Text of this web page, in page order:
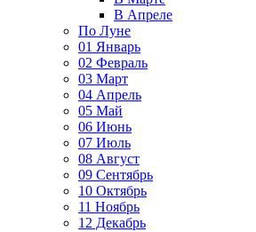
В Апреле
По Луне
01 Январь
02 Февраль
03 Март
04 Апрель
05 Май
06 Июнь
07 Июль
08 Август
09 Сентябрь
10 Октябрь
11 Ноябрь
12 Декабрь